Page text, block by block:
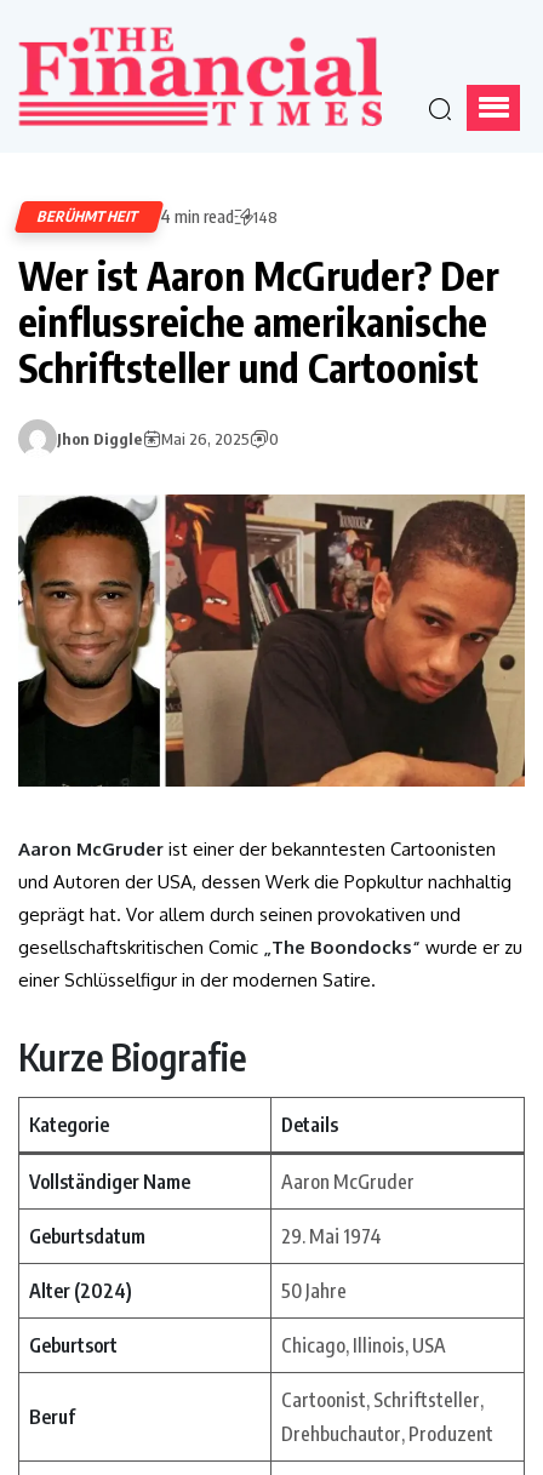
BERÜHMTHEIT 4 min read 148
Wer ist Aaron McGruder? Der
einflussreiche amerikanische
Schriftsteller und Cartoonist
Jhon Diggle Mai 26, 2025 0
Aaron McGruder ist einer der bekanntesten Cartoonisten
und Autoren der USA, dessen Werk die Popkultur nachhaltig
geprägt hat. Vor allem durch seinen provokativen und
gesellschaftskritischen Comic „The Boondocks“ wurde er zu
einer Schlüsselfigur in der modernen Satire.
Kurze Biografie
Kategorie Details
Vollständiger Name Aaron McGruder
Geburtsdatum 29. Mai 1974
Alter (2024) 50 Jahre
Geburtsort Chicago, Illinois, USA
Beruf
Cartoonist, Schriftsteller,
Drehbuchautor, Produzent